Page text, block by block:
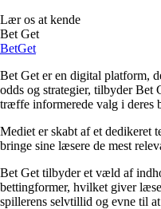
Lær os at kende
Bet Get
BetGet
Bet Get er en digital platform,
odds og strategier, tilbyder
træffe informerede valg i deres
Mediet er skabt af et dedikeret
bringe sine læsere de mest
Bet Get tilbyder et væld af
bettingformer, hvilket giver
spillerens selvtillid og evne til